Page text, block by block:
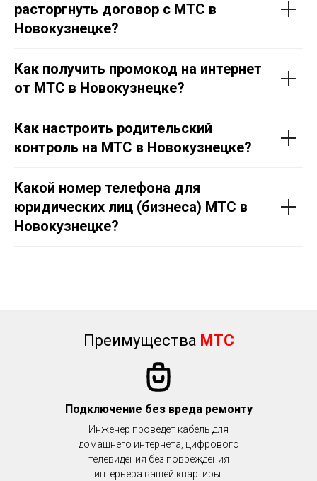
расторгнуть договор с МТС в
Новокузнецке?
Как получить промокод на интернет
от МТС в Новокузнецке?
Как настроить родительский
контроль на МТС в Новокузнецке?
Какой номер телефона для
юридических лиц (бизнеса) МТС в
Новокузнецке?
Преимущества МТС
Подключение без вреда ремонту
Инженер проведет кабель для
домашнего интернета, цифрового
телевидения без повреждения
интерьера вашей квартиры.